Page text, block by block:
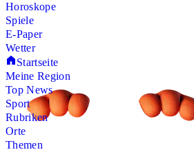
Horoskope
Spiele
E-Paper
Wetter
Startseite
Meine Region
Top News
Sport
Rubriken
Orte
Themen